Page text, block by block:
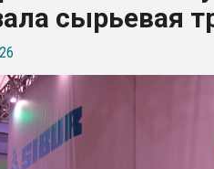
выдува ПЭТ
НА ФОРУМ
сырьевая